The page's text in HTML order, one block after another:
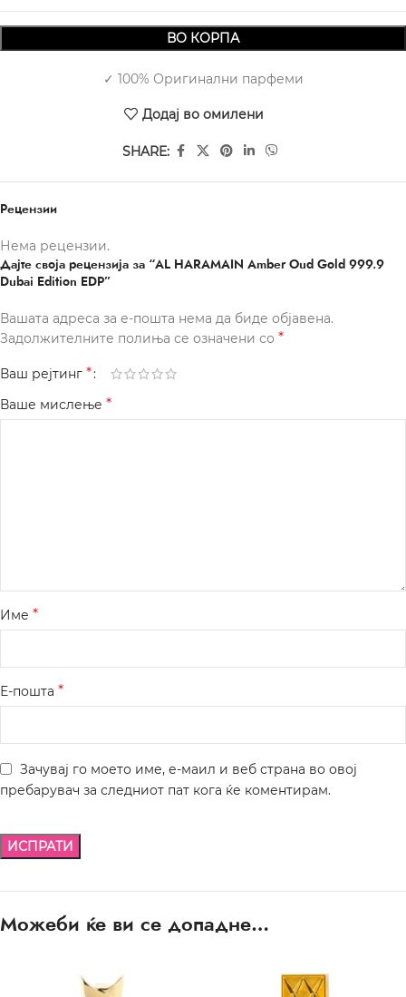
ВО КОРПА
✓ 100% Оригинални парфеми
Додај во омилени
SHARE:
Рецензии
Нема рецензии.
Дајте своја рецензија за “AL HARAMAIN Amber Oud Gold 999.9
Dubai Edition EDP”
Вашата адреса за е-пошта нема да биде објавена.
Задолжителните полиња се означени со *
Ваш рејтинг *
Ваше мислење *
Име *
Е-пошта *
Зачувај го моето име, е-маил и веб страна во овој
пребарувач за следниот пат кога ќе коментирам.
Можеби ќе ви се допадне…